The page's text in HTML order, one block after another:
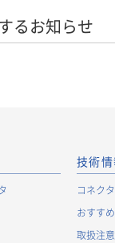
るお知らせ
技術情
コネク
おすす
取扱注